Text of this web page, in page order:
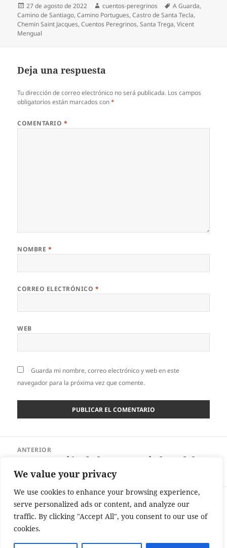
We value your privacy
We use cookies to enhance your browsing experience,
serve personalized ads or content, and analyze our
traffic. By clicking "Accept All", you consent to our use of
cookies.
Publicado
el
27 de agosto de 2022 Autor
cuentos-peregrinos Etiquetas
A Guarda,
Camino de Santiago,Camino Portugues,Castro de Santa Tecla,
Chemin Saint Jacques,Cuentos Peregrinos,Santa Trega,Vicent
Mengual
Deja una respuesta
Tu dirección de correo electrónico no será publicada. Los campos
obligatorios están marcados con*
COMENTARIO *
NOMBRE *
CORREO ELECTRÓNICO *
WEB
Guarda mi nombre, correo electrónico y web en este
navegador para la próxima vez que comente.
ANTERIOR
anterior:
La «Procesión de los Amortajados» del
pueblo leonés de Quintana de Fuseros
Entrada
siguiente:
El viejo sistema para medir la velocidad
de los barcos en el Camino del Norte en
la costa de Islares